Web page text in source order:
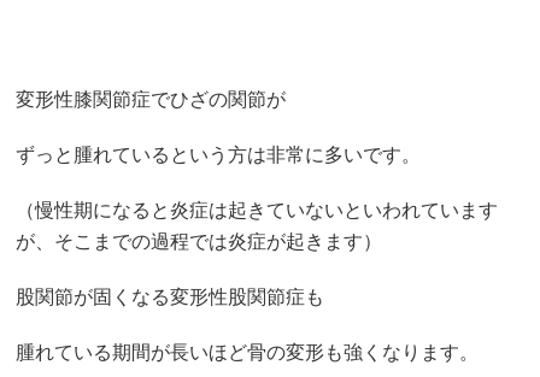
変形性膝関節症でひざの関節が
ずっと腫れているという方は非常に多いです。
（慢性期になると炎症は起きていないといわれています
が、そこまでの過程では炎症が起きます）
股関節が固くなる変形性股関節症も
腫れている期間が長いほど骨の変形も強くなります。